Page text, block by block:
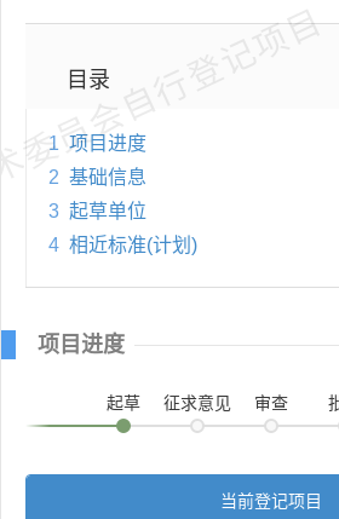
员会自行登记项目
目录
1 项目进度
2 基础信息
3 起草单位
4 相近标准(计划)
项目进度
起草 征求意见 审查
当前登记项目